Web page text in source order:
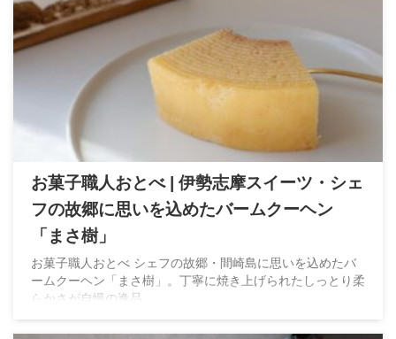
お菓子職人おとべ | 伊勢志摩スイーツ・シェ
フの故郷に思いを込めたバームクーヘン
「まさ樹」
お菓子職人おとべ シェフの故郷・間崎島に思いを込めたバ
ームクーヘン「まさ樹」。丁寧に焼き上げられたしっとり柔
らかさが自慢の逸品。